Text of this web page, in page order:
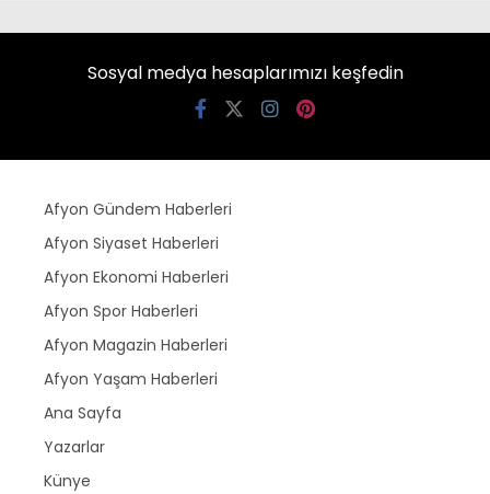
Sosyal medya hesaplarımızı keşfedin
Afyon Gündem Haberleri
Afyon Siyaset Haberleri
Afyon Ekonomi Haberleri
Afyon Spor Haberleri
Afyon Magazin Haberleri
Afyon Yaşam Haberleri
Ana Sayfa
Yazarlar
Künye